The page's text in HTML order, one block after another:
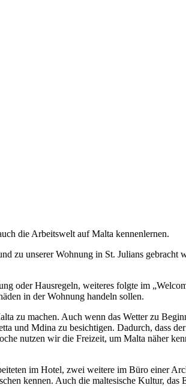
die Arbeitswelt auf Malta kennenlernen.
zu unserer Wohnung in St. Julians
oder Hausregeln, weiteres folgte im
in der Wohnung handeln sollen.
zu machen. Auch wenn das Wetter zu
und Mdina zu besichtigen. Dadurch, dass
nutzen wir die Freizeit, um Malta näher
im Hotel, zwei weitere im Büro einer
kennen. Auch die maltesische Kultur,